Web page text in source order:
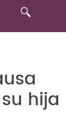
hija